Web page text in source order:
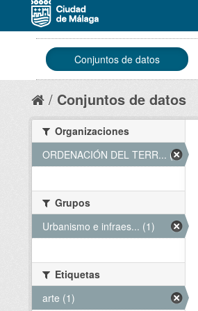
Conjuntos de datos
Conjuntos de datos
Organizaciones
ORDENACIÓN DEL TERR... (1)
Grupos
Urbanismo e infraes... (1)
Etiquetas
arte (1)